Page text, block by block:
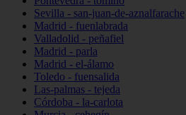
Sevilla - san-juan-de-aznalfarache
Madrid - fuenlabrada
Valladolid - peñafiel
Madrid - parla
Madrid - el-álamo
Toledo - fuensalida
Las-palmas - tejeda
Córdoba - la-carlota